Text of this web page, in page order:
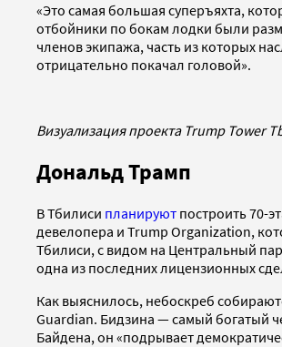
«Это самая большая суперъяхта,
отбойники по бокам лодки были
членов экипажа, часть из которых
отрицательно покачал головой».
Визуализация проекта Trump Tower
Дональд Трамп
В Тбилиси планируют построить 70-
девелопера и Trump Organization,
Тбилиси, с видом на Центральный
одна из последних лицензионных
Как выяснилось, небоскреб
Guardian. Бидзина — самый богатый
Байдена, он «подрывает